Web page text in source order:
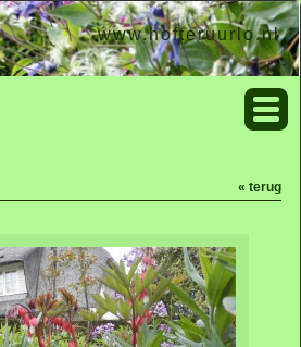
www.hofteruurlo.nl
« terug